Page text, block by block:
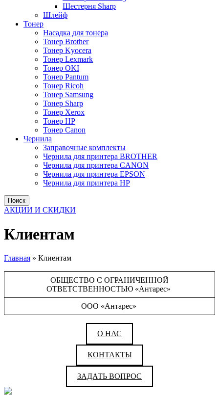
Шестерня Sharp
Шлейф
Тонер
Насадка для тонера
Тонер Brother
Тонер Kyocera
Тонер Lexmark
Тонер OKI
Тонер Pantum
Тонер Ricoh
Тонер Samsung
Тонер Sharp
Тонер Xerox
Тонер НР
Тонер Саnon
Чернила
Заправочные комплекты
Чернила для принтера BROTHER
Чернила для принтера CANON
Чернила для принтера EPSON
Чернила для принтера HP
Поиск
АКЦИИ И СКИДКИ
Клиентам
Главная » Клиентам
ОБЩЕСТВО С ОГРАНИЧЕННОЙ
ОТВЕТСТВЕННОСТЬЮ «Антарес»
ООО «Антарес»
О НАС
КОНТАКТЫ
ЗАДАТЬ ВОПРОС